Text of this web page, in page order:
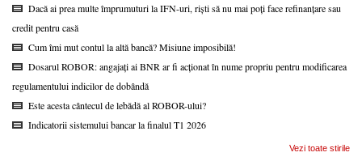
Dacă ai prea multe împrumuturi la IFN-uri, riști să nu mai poți face refinanțare sau
credit pentru casă
Cum îmi mut contul la altă bancă? Misiune imposibilă!
Dosarul ROBOR: angajați ai BNR ar fi acționat în nume propriu pentru modificarea
regulamentului indicilor de dobândă
Este acesta cântecul de lebădă al ROBOR-ului?
Indicatorii sistemului bancar la finalul T1 2026
Vezi toate stirile